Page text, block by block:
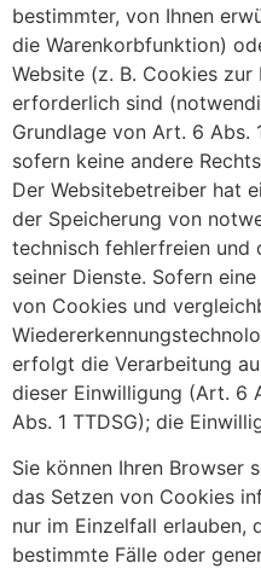
bestimmter, von Ihnen
die Warenkorbfunktion)
Website (z. B. Cookies zur
erforderlich sind
Grundlage von Art. 6 Abs.
sofern keine andere
Der Websitebetreiber hat
der Speicherung von
technisch fehlerfreien und
seiner Dienste. Sofern
von Cookies und
erfolgt die Verarbeitung
dieser Einwilligung (Art. 6
Abs. 1 TTDSG); die
Sie können Ihren Browser
das Setzen von Cookies
nur im Einzelfall erlauben,
bestimmte Fälle oder